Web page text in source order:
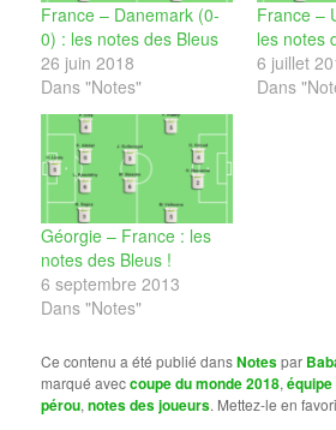
France – Danemark (0-
0) : les notes des Bleus
26 juin 2018
Dans "Notes"
France –
les notes
6 juillet
Dans
Géorgie – France : les
notes des Bleus !
6 septembre 2013
Dans "Notes"
Ce contenu a été publié dansNotespar
marqué aveccoupe du monde 2018,
pérou,notes des joueurs. Mettez-le en